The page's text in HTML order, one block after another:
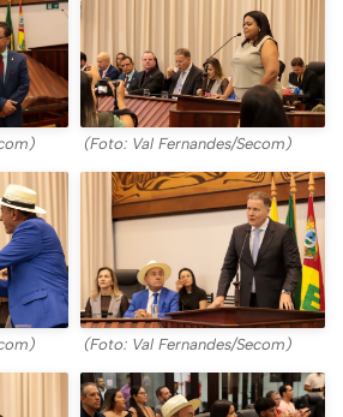
(Foto: Val Fernandes/Secom)
(Foto: Val Fernandes/Secom)